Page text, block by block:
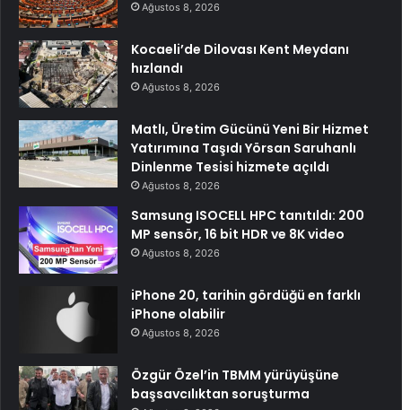
Ağustos 8, 2026
Kocaeli’de Dilovası Kent Meydanı
hızlandı
Ağustos 8, 2026
Matlı, Üretim Gücünü Yeni Bir Hizmet
Yatırımına Taşıdı Yörsan Saruhanlı
Dinlenme Tesisi hizmete açıldı
Ağustos 8, 2026
Samsung ISOCELL HPC tanıtıldı: 200
MP sensör, 16 bit HDR ve 8K video
Ağustos 8, 2026
iPhone 20, tarihin gördüğü en farklı
iPhone olabilir
Ağustos 8, 2026
Özgür Özel’in TBMM yürüyüşüne
başsavcılıktan soruşturma